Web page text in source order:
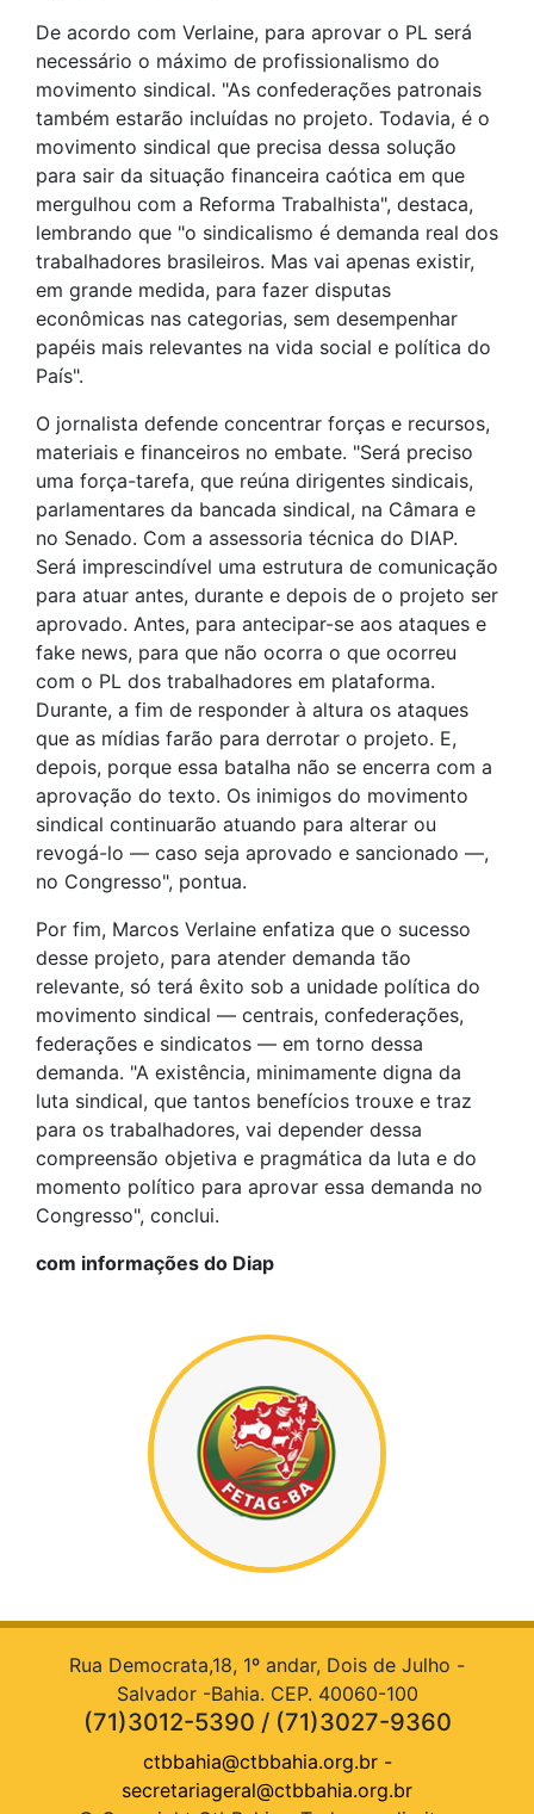
De acordo com Verlaine, para aprovar o PL será
necessário o máximo de profissionalismo do
movimento sindical. "As confederações patronais
também estarão incluídas no projeto. Todavia, é o
movimento sindical que precisa dessa solução
para sair da situação financeira caótica em que
mergulhou com a Reforma Trabalhista", destaca,
lembrando que "o sindicalismo é demanda real dos
trabalhadores brasileiros. Mas vai apenas existir,
em grande medida, para fazer disputas
econômicas nas categorias, sem desempenhar
papéis mais relevantes na vida social e política do
País".
O jornalista defende concentrar forças e recursos,
materiais e financeiros no embate. "Será preciso
uma força-tarefa, que reúna dirigentes sindicais,
parlamentares da bancada sindical, na Câmara e
no Senado. Com a assessoria técnica do DIAP.
Será imprescindível uma estrutura de comunicação
para atuar antes, durante e depois de o projeto ser
aprovado. Antes, para antecipar-se aos ataques e
fake news, para que não ocorra o que ocorreu
com o PL dos trabalhadores em plataforma.
Durante, a fim de responder à altura os ataques
que as mídias farão para derrotar o projeto. E,
depois, porque essa batalha não se encerra com a
aprovação do texto. Os inimigos do movimento
sindical continuarão atuando para alterar ou
revogá-lo — caso seja aprovado e sancionado —,
no Congresso", pontua.
Por fim, Marcos Verlaine enfatiza que o sucesso
desse projeto, para atender demanda tão
relevante, só terá êxito sob a unidade política do
movimento sindical — centrais, confederações,
federações e sindicatos — em torno dessa
demanda. "A existência, minimamente digna da
luta sindical, que tantos benefícios trouxe e traz
para os trabalhadores, vai depender dessa
compreensão objetiva e pragmática da luta e do
momento político para aprovar essa demanda no
Congresso", conclui.
com informações do Diap
Rua Democrata,18, 1º andar, Dois de Julho -
Salvador -Bahia. CEP. 40060-100
(71)3012-5390 / (71)3027-9360
ctbbahia@ctbbahia.org.br-
secretariageral@ctbbahia.org.br